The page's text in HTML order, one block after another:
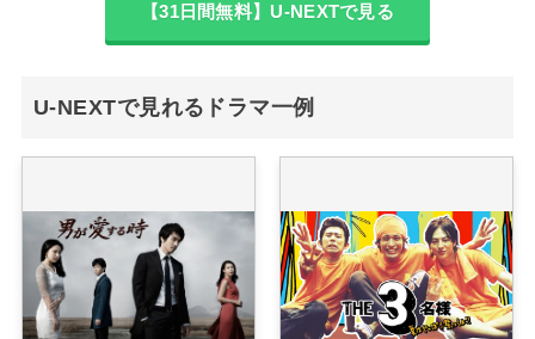
【31日間無料】U-NEXTで見る
U-NEXTで見れるドラマ一例